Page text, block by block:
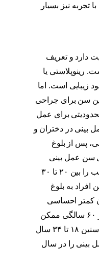
تجربه نیز بسیار
دارد و تعریف
رینوپلاستی یا
زیبایی است. اما
سن برای جراحی
برای عمل
بینی در دختران و
پس از بلوغ
سن عمل بینی
وجود ندارد. پزشکان سن مناسب را بین ۲۰ تا ۳۰
افراد به بلوغ
کمتر احساسی
است. انجام جراحی بینی بعد از ۶۰ سالگی ممکن
است نتایج خوبی نداشته باشد. سنین ۱۸ تا ۳۴ سال
عمل بینی را در سال